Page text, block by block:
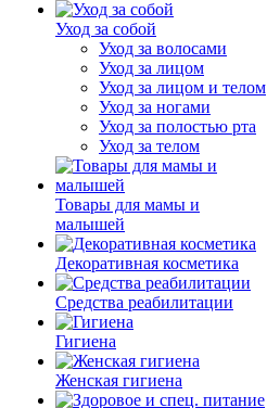
Уход за собой
Уход за волосами
Уход за лицом
Уход за лицом и телом
Уход за ногами
Уход за полостью рта
Уход за телом
Товары для мамы и
малышей
Декоративная косметика
Средства реабилитации
Гигиена
Женская гигиена